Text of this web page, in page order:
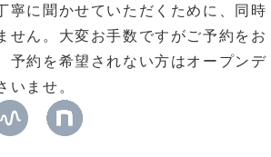
寧に聞かせていただくために、同時
せん。大変お手数ですがご予約をお
予約を希望されない方はオープンデ
いませ。